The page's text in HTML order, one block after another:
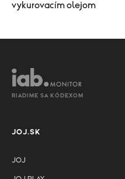
vykurovacím olejom
RIADIME SA KÓDEXOM
JOJ.SK
JOJ